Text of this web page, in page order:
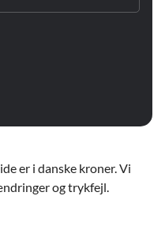
er i danske kroner. Vi
og trykfejl.